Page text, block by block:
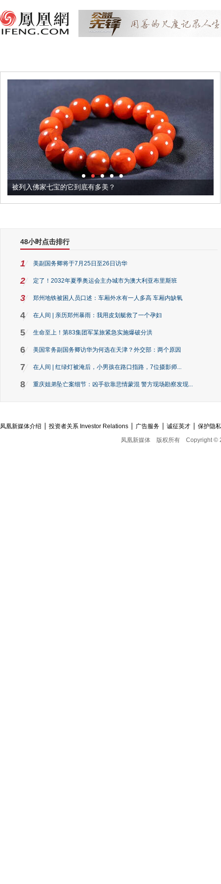
被列入佛家七宝的它到底有多美？
48小时点击排行
1 美副国务卿将于7月25日至26日访华
2 定了！2032年夏季奥运会主办城市为澳大利亚布里斯班
3 郑州地铁被困人员口述：车厢外水有一人多高 车厢内缺氧
4 在人间 | 亲历郑州暴雨：我用皮划艇救了一个孕妇
5 生命至上！第83集团军某旅紧急实施爆破分洪
6 美国常务副国务卿访华为何选在天津？外交部：两个原因
7 在人间 | 红绿灯被淹后，小男孩在路口指路，7位摄影师...
8 重庆姐弟坠亡案细节：凶手欲靠悲情蒙混 警方现场勘察发现...
凤凰新媒体介绍 投资者关系 Investor Relations 广告服务 诚征英才
保护隐
凤凰新媒体
版权所有 Copyright ©